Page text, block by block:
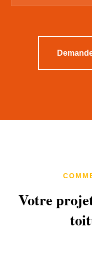
Votre